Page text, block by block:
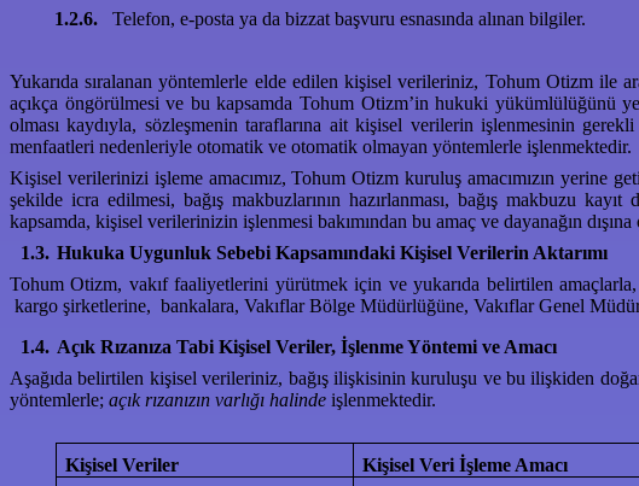
1.2.6.
Telefon, e-posta ya da bizzat başvuru esnasında alınan bilgiler.
Yukarıda sıralanan yöntemlerle elde edilen kişisel verileriniz, Tohum Otizm ile
açıkça öngörülmesi ve bu kapsamda Tohum Otizm’in hukuki yükümlülüğünü
olması kaydıyla, sözleşmenin taraflarına ait kişisel verilerin işlenmesinin gerekli
menfaatleri nedenleriyle otomatik ve otomatik olmayan yöntemlerle işlenmektedir.
Kişisel verilerinizi işleme amacımız, Tohum Otizm kuruluş amacımızın
şekilde icra edilmesi, bağış makbuzlarının hazırlanması, bağış makbuzu
kapsamda, kişisel verilerinizin işlenmesi bakımından bu amaç ve dayanağın dışına
1.3. Hukuka Uygunluk Sebebi Kapsamındaki Kişisel Verilerin Aktarımı
Tohum Otizm, vakıf faaliyetlerini yürütmek için ve yukarıda belirtilen
kargo şirketlerine, bankalara, Vakıflar Bölge Müdürlüğüne, Vakıflar Genel
1.4. Açık Rızanıza Tabi Kişisel Veriler, İşlenme Yöntemi ve Amacı
Aşağıda belirtilen kişisel verileriniz, bağış ilişkisinin kuruluşu ve bu ilişkiden
yöntemlerle; açık rızanızın varlığı halinde işlenmektedir.
Kişisel Veriler
Kişisel Veri İşleme Amacı